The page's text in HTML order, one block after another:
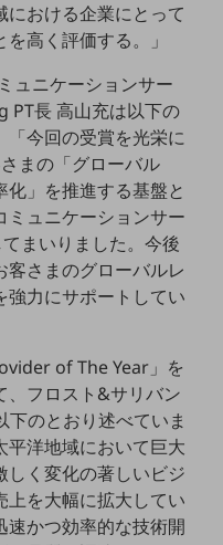
おける企業にとって
高く評価する。」
ュニケーションサー
PT長 高山充は以下の
「今回の受賞を光栄に
まの「グローバル
」を推進する基盤と
ミュニケーションサー
まいりました。今後
客さまのグローバルレ
強力にサポートしてい
of The Year」を
、フロスト&サリバン
下のとおり述べていま
平洋地域において巨大
しく変化の著しいビジ
上を大幅に拡大してい
速かつ効率的な技術開